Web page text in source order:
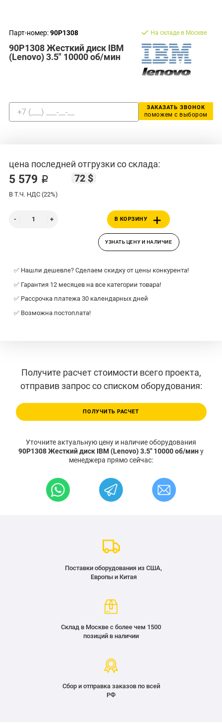
Парт-номер:90P1308
90P1308 Жесткий диск IBM
(Lenovo) 3.5" 10000 об/мин
На складе в Москве
ЗАКАЗАТЬ ЗВОНОК
поможем с выбором
цена последней отгрузки со склада:
5 579 ₽ 72 $
В Т.Ч. НДС (22%)
В КОРЗИНУ
УЗНАТЬ ЦЕНУ И НАЛИЧИЕ
✅ Нашли дешевле? Сделаем скидку от цены конкурента!
✅ Гарантия 12 месяцев на все категории товара!
✅ Рассрочка платежа 30 календарных дней
✅ Возможна постоплата!
Получите расчет стоимости всего проекта,
отправив запрос со списком оборудования:
ПОЛУЧИТЬ РАСЧЕТ
Уточните актуальную цену и наличие оборудования
90P1308 Жесткий диск IBM (Lenovo) 3.5" 10000 об/мину
менеджера прямо сейчас:
Поставки оборудования из США,
Европы и Китая
Склад в Москве с более чем 1500
позиций в наличии
Сбор и отправка заказов по всей
РФ